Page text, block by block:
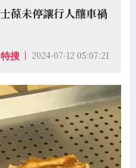
葆未停讓行人釀車禍
特搜 2024-07-12 05:07:21